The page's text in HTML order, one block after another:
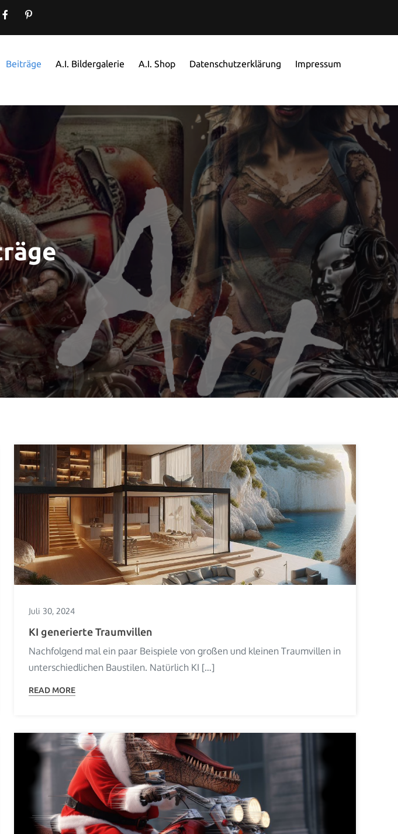
Beiträge A.I. Bildergalerie A.I. Shop Datenschutzerklärung Impressum
Juli 30, 2024
KI generierte Traumvillen
Nachfolgend mal ein paar Beispiele von großen und kleinen Traumvillen in
unterschiedlichen Baustilen. Natürlich KI […]
READ MORE